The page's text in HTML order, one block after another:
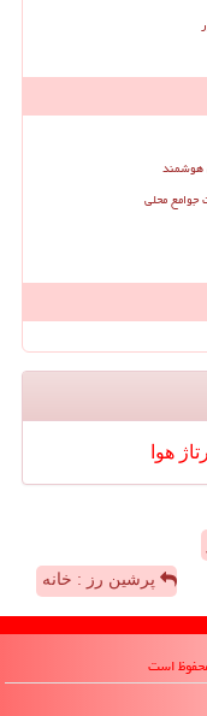
هوشمند
جوامع محلی
هوا
پرشین رز : خانه